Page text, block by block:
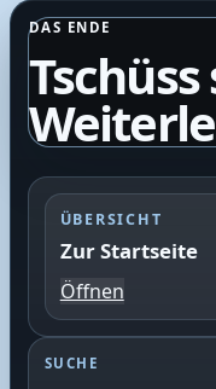
DAS ENDE
ÜBERSICHT
Zur Startseite
Öffnen
SUCHE